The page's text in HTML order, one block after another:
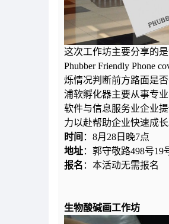
这次工作坊主要分享的
Phubber Friendly Phone
烁情况判断前方路面是
浦软孵化器主要从事专
软件与信息服务业企业
力以赴帮助企业快速成
时间 ：8月28日晚7点
地址：郭守敬路498号19
报名 ：本活动无需报名
生物酸碱画工作坊